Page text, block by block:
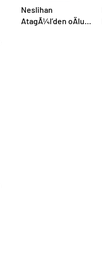
Neslihan
AtagÃ¼l’den oÄlu